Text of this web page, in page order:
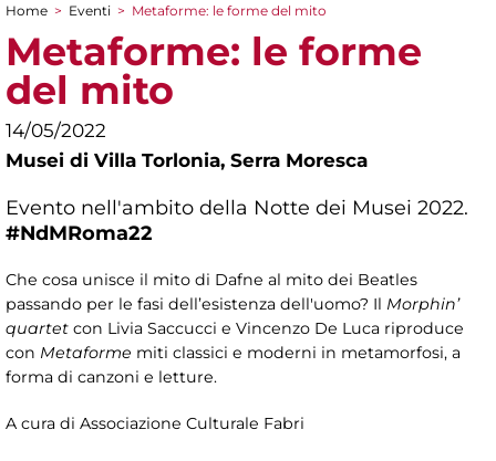
Tu sei qui
Home > Eventi > Metaforme: le forme del mito
Metaforme: le forme
del mito
14/05/2022
Musei di Villa Torlonia, Serra Moresca
Evento nell'ambito della Notte dei Musei 2022.
#NdMRoma22
Che cosa unisce il mito di Dafne al mito dei Beatles
passando per le fasi dell’esistenza dell'uomo? Il Morphin’
quartet con Livia Saccucci e Vincenzo De Luca riproduce
con Metaforme miti classici e moderni in metamorfosi, a
forma di canzoni e letture.
A cura di Associazione Culturale Fabri